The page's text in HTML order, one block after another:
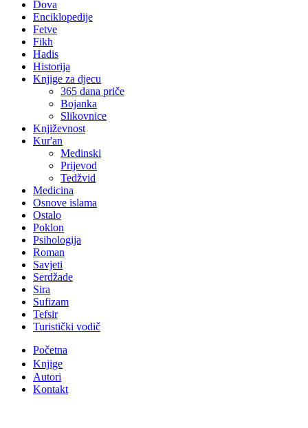
Dova
Enciklopedije
Fetve
Fikh
Hadis
Historija
Knjige za djecu
365 dana priče
Bojanka
Slikovnice
Književnost
Kur'an
Medinski
Prijevod
Tedžvid
Medicina
Osnove islama
Ostalo
Poklon
Psihologija
Roman
Savjeti
Serdžade
Sira
Sufizam
Tefsir
Turistički vodič
Početna
Knjige
Autori
Kontakt